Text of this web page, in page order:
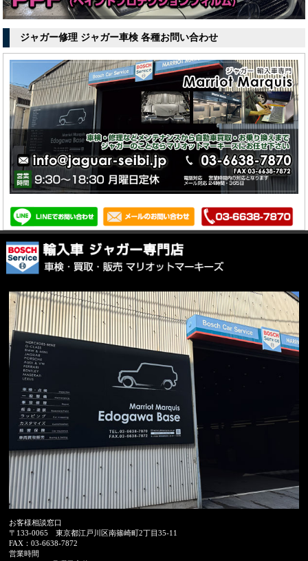
ジャガー修理 ジャガー車検 各種お問い合わせ
お客様相談窓口
〒133-0065
東京都江戸川区南篠崎町2丁目35-11
FAX：03-6638-7872
営業時間